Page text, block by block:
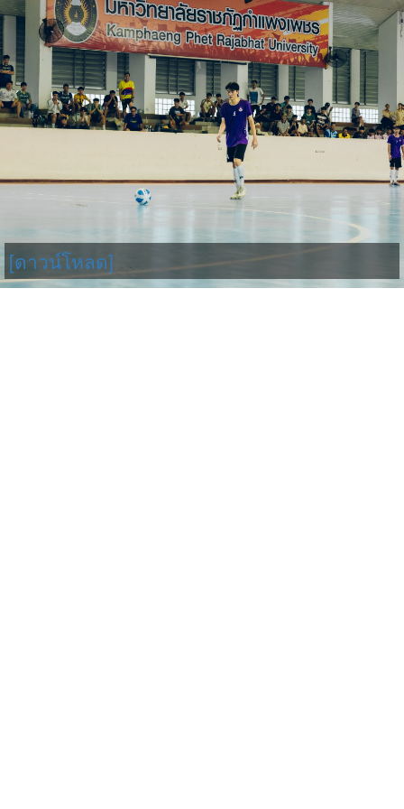
[ดาวน์โหลด]